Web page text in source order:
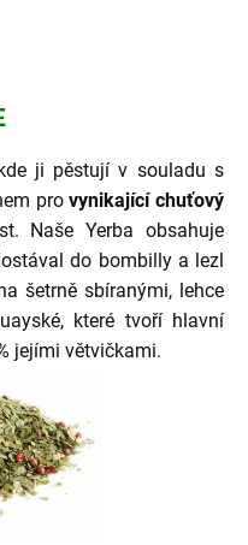
ji pěstují v souladu s
provynikající chuťový
Naše Yerba obsahuje
do bombilly a lezl
šetrně sbíranými, lehce
které tvoří hlavní
jejími větvičkami.